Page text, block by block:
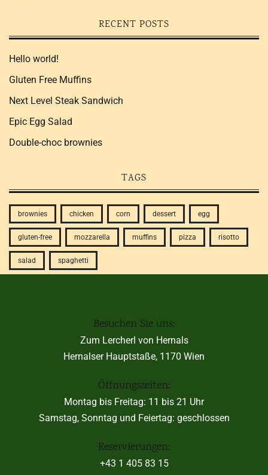
RECENT POSTS
Hello world!
Gluten Free Muffins
Next Level Steak Sandwich
Epic Egg Salad
Double-choc brownies
TAGS
brownies chicken corn dessert egg
gluten-free mozzarella muffins pizza risotto
salad spaghetti
Besuchen Sie uns:
Zum Lercherl von Hernals
Hernalser Hauptstaße, 1170 Wien
Öffnungszeiten:
Montag bis Freitag: 11 bis 21 Uhr
Samstag, Sonntag und Feiertag: geschlossen
Reservierungen:
+43 1 405 83 15